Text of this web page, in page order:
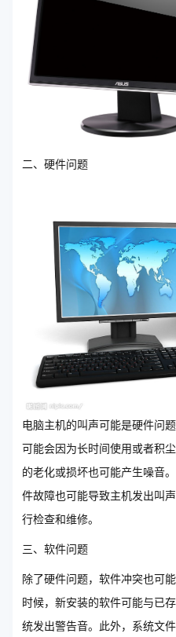
二、硬件问题
电脑主机的叫声可能是硬件问
可能会因为长时间使用或者积
的老化或损坏也可能产生噪音
件故障也可能导致主机发出叫
行检查和维修。
三、软件问题
除了硬件问题，软件冲突也可
时候，新安装的软件可能与已
统发出警告音。此外，系统文